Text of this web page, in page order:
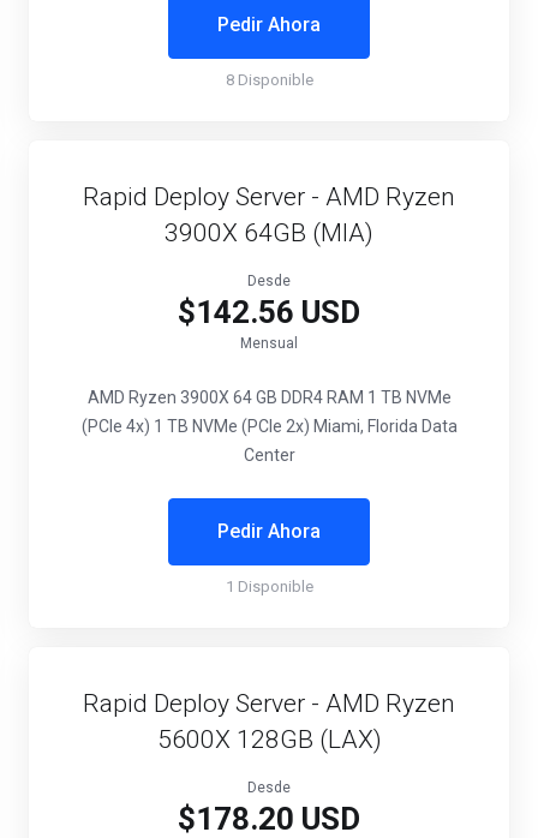
Pedir Ahora
8 Disponible
Rapid Deploy Server - AMD Ryzen
3900X 64GB (MIA)
Desde
$142.56 USD
Mensual
AMD Ryzen 3900X 64 GB DDR4 RAM 1 TB NVMe
(PCIe 4x) 1 TB NVMe (PCIe 2x) Miami, Florida Data
Center
Pedir Ahora
1 Disponible
Rapid Deploy Server - AMD Ryzen
5600X 128GB (LAX)
Desde
$178.20 USD